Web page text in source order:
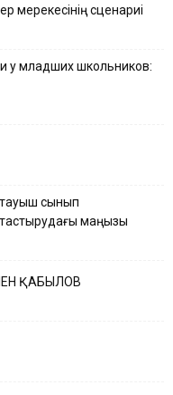
мерекесінің сценариі
у младших школьников:
сынып
маңызы
ҚАБЫЛОВ